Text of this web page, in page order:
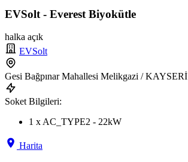
EVSolt - Everest Biyokütle
halka açık
EVSolt
Gesi Bağpınar Mahallesi Melikgazi / KAYSERİ
Soket Bilgileri:
1 x AC_TYPE2 - 22kW
Harita